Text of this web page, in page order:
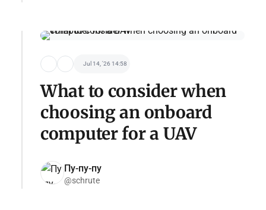
Jul 14, '26 14:58
What to consider when
choosing an onboard
computer for a UAV
Пу-пу-пу
@schrute